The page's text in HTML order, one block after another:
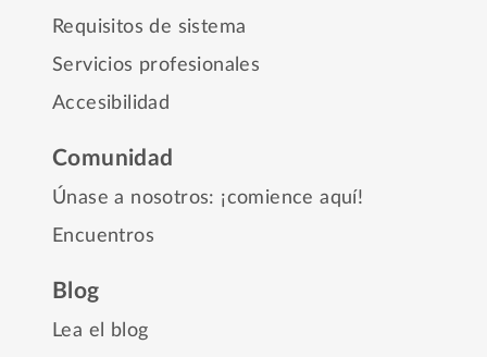
Requisitos de sistema
Servicios profesionales
Accesibilidad
Comunidad
Únase a nosotros: ¡comience aquí!
Encuentros
Blog
Lea el blog